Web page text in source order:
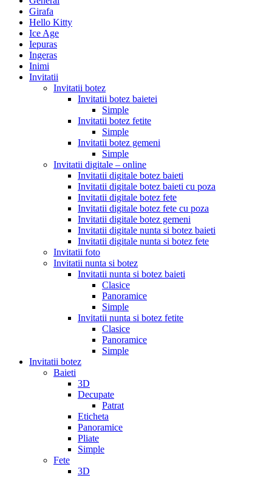
Girafa
Hello Kitty
Ice Age
Iepuras
Ingeras
Inimi
Invitatii
Invitatii botez
Invitatii botez baietei
Simple
Invitatii botez fetite
Simple
Invitatii botez gemeni
Simple
Invitatii digitale – online
Invitatii digitale botez baieti
Invitatii digitale botez baieti cu poza
Invitatii digitale botez fete
Invitatii digitale botez fete cu poza
Invitatii digitale botez gemeni
Invitatii digitale nunta si botez baieti
Invitatii digitale nunta si botez fete
Invitatii foto
Invitatii nunta si botez
Invitatii nunta si botez baieti
Clasice
Panoramice
Simple
Invitatii nunta si botez fetite
Clasice
Panoramice
Simple
Invitatii botez
Baieti
3D
Decupate
Patrat
Eticheta
Panoramice
Pliate
Simple
Fete
3D